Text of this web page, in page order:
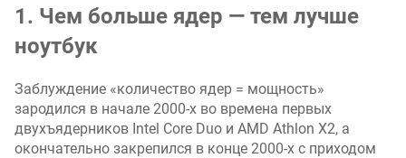
1. Чем больше ядер — тем лучше
ноутбук
Заблуждение «количество ядер = мощность»
зародился в начале 2000-х во времена первых
двухъядерников Intel Core Duo и AMD Athlon X2, а
окончательно закрепился в конце 2000-х с приходом